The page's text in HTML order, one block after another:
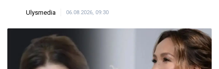
Ulysmedia 06.08.2026, 09:30